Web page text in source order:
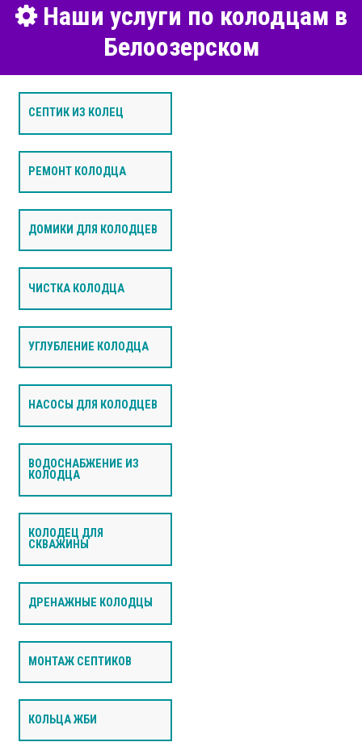
Наши услуги по колодцам в
Белоозерском
СЕПТИК ИЗ КОЛЕЦ
РЕМОНТ КОЛОДЦА
ДОМИКИ ДЛЯ КОЛОДЦЕВ
ЧИСТКА КОЛОДЦА
УГЛУБЛЕНИЕ КОЛОДЦА
НАСОСЫ ДЛЯ КОЛОДЦЕВ
ВОДОСНАБЖЕНИЕ ИЗ
КОЛОДЦА
КОЛОДЕЦ ДЛЯ
СКВАЖИНЫ
ДРЕНАЖНЫЕ КОЛОДЦЫ
МОНТАЖ СЕПТИКОВ
КОЛЬЦА ЖБИ